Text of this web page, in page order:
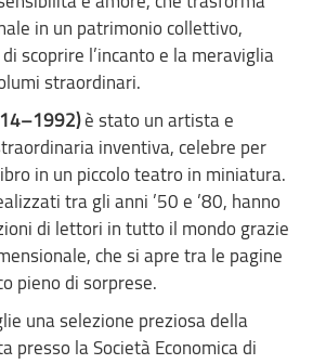
in un patrimonio collettivo,
scoprire l’incanto e la meraviglia
straordinari.
è stato un artista e
inventiva, celebre per
in un piccolo teatro in miniatura.
tra gli anni ’50 e ’80, hanno
di lettori in tutto il mondo grazie
che si apre tra le pagine
pieno di sorprese.
una selezione preziosa della
presso la Società Economica di